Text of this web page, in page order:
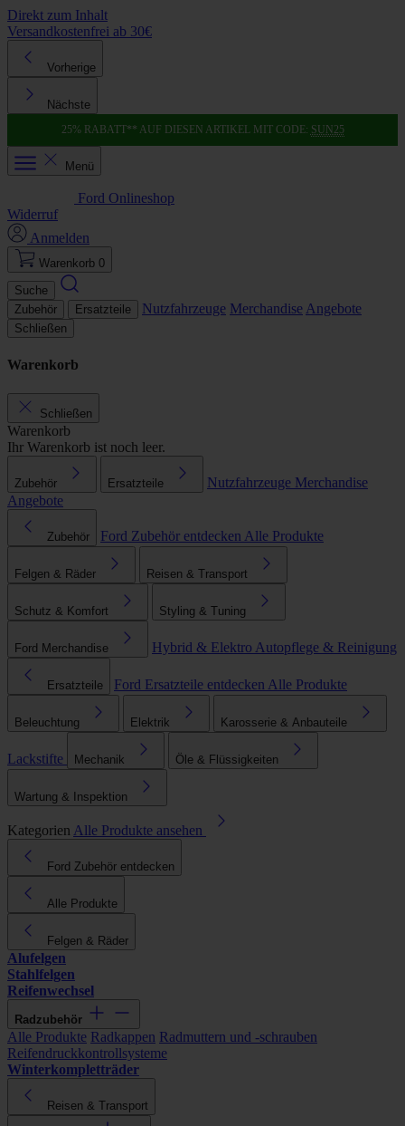
Direkt zum Inhalt
Versandkostenfrei ab 30€
Vorherige
Nächste
25% RABATT** AUF DIESEN ARTIKEL MIT CODE: SUN25
Menü
Ford Onlineshop
Widerruf
Anmelden
Warenkorb 0
Suche
Zubehör
Ersatzteile Nutzfahrzeuge Merchandise Angebote
Schließen
Warenkorb
Schließen
Warenkorb
Ihr Warenkorb ist noch leer.
Zubehör Ersatzteile Nutzfahrzeuge Merchandise
Angebote
Zubehör Ford Zubehör entdecken Alle Produkte
Felgen & Räder Reisen & Transport
Schutz & Komfort Styling & Tuning
Ford Merchandise Hybrid & Elektro Autopflege & Reinigung
Ersatzteile Ford Ersatzteile entdecken Alle Produkte
Beleuchtung Elektrik Karosserie & Anbauteile
Lackstifte Mechanik Öle & Flüssigkeiten
Wartung & Inspektion
Kategorien Alle Produkte ansehen
Ford Zubehör entdecken
Alle Produkte
Felgen & Räder
Alufelgen
Stahlfelgen
Reifenwechsel
Radzubehör
Alle Produkte Radkappen Radmuttern und -schrauben
Reifendruckkontrollsysteme
Winterkompletträder
Reisen & Transport